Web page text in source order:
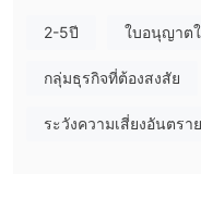
BROKERS ไม่สามารถเข้
แพลตฟอร์มนี้ขาดความโปร่
ไม่สามารถหาได้ในอินเทอ
2-5ปี ใบอนุญาต
กลุ่มธุรกิจที่ต้องสงสัย
ระวังความเสี่ยงอันตร